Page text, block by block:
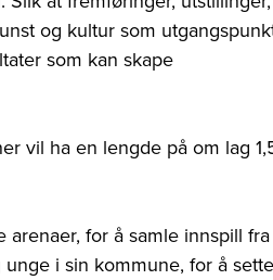
og kultur som
som kan skape
vil ha en lengde på om lag
for å samle innspill fra
i sin kommune, for å sette